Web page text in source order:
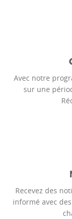
Avec notre
sur une
Recevez des
informé avec